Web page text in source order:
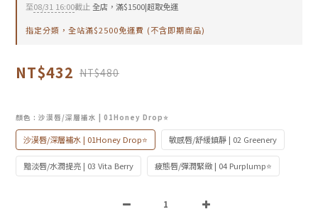
至08/31 16:00截止全店，滿$1500|超取免運
指定分類，全站滿$2500免運費 (不含即期商品)
NT$432 NT$480
顏色 : 沙漠唇/深層補水 | 01Honey Drop⭐
沙漠唇/深層補水 | 01Honey Drop⭐ 敏感唇/舒緩鎮靜 | 02 Greenery
黯淡唇/水潤提亮 | 03 Vita Berry 疲態唇/彈潤緊緻 | 04 Purplump⭐